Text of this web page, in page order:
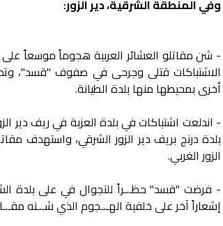
وفي المنطقة الشرقية، دير الزور:
- شن مقاتلو العشائر العربية هجوماً موسعاً
الاشتباكات قتلى وجرحى في صفوف "قسد"،
أخرى بمحيطها منها بلدة الطيانة.
- اندلعت اشتباكات في بلدة العزبة في ريف
بلدة درنج بريف دير الزور الشرقي، واستهدف
الزور الغربي.
- فرضت "قسد" حظـ.ـراً للتجوال في على بلدة
إشعاراً آخر على خلفية الهـ.ـجوم الذي شـ.ـنه